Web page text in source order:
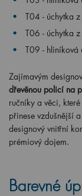
T04 - úchytka
T06 - úchytka
T09 - hliníková
Zajímavým
dřevěnou policí na
ručníky a věci,
přinese vzdušnější
designový vnitřní
prémiový dojem.
Barevné